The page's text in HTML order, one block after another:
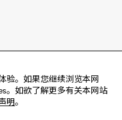
验。如果您继续浏览本网
。如欲了解更多有关本网站
明。